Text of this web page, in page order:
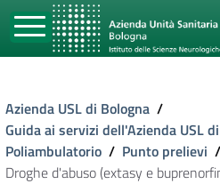
Azienda USL di Bologna /
Guida ai servizi dell'Azienda USL
Poliambulatorio / Punto prelievi /
Droghe d'abuso (extasy e